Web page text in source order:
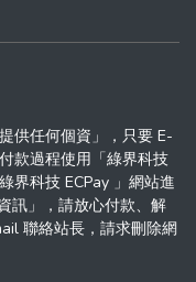
供任何個資」，只要 E-
款過程使用「綠界科技
界科技 ECPay 」網站進
訊」，請放心付款、解
聯絡站長，請求刪除網